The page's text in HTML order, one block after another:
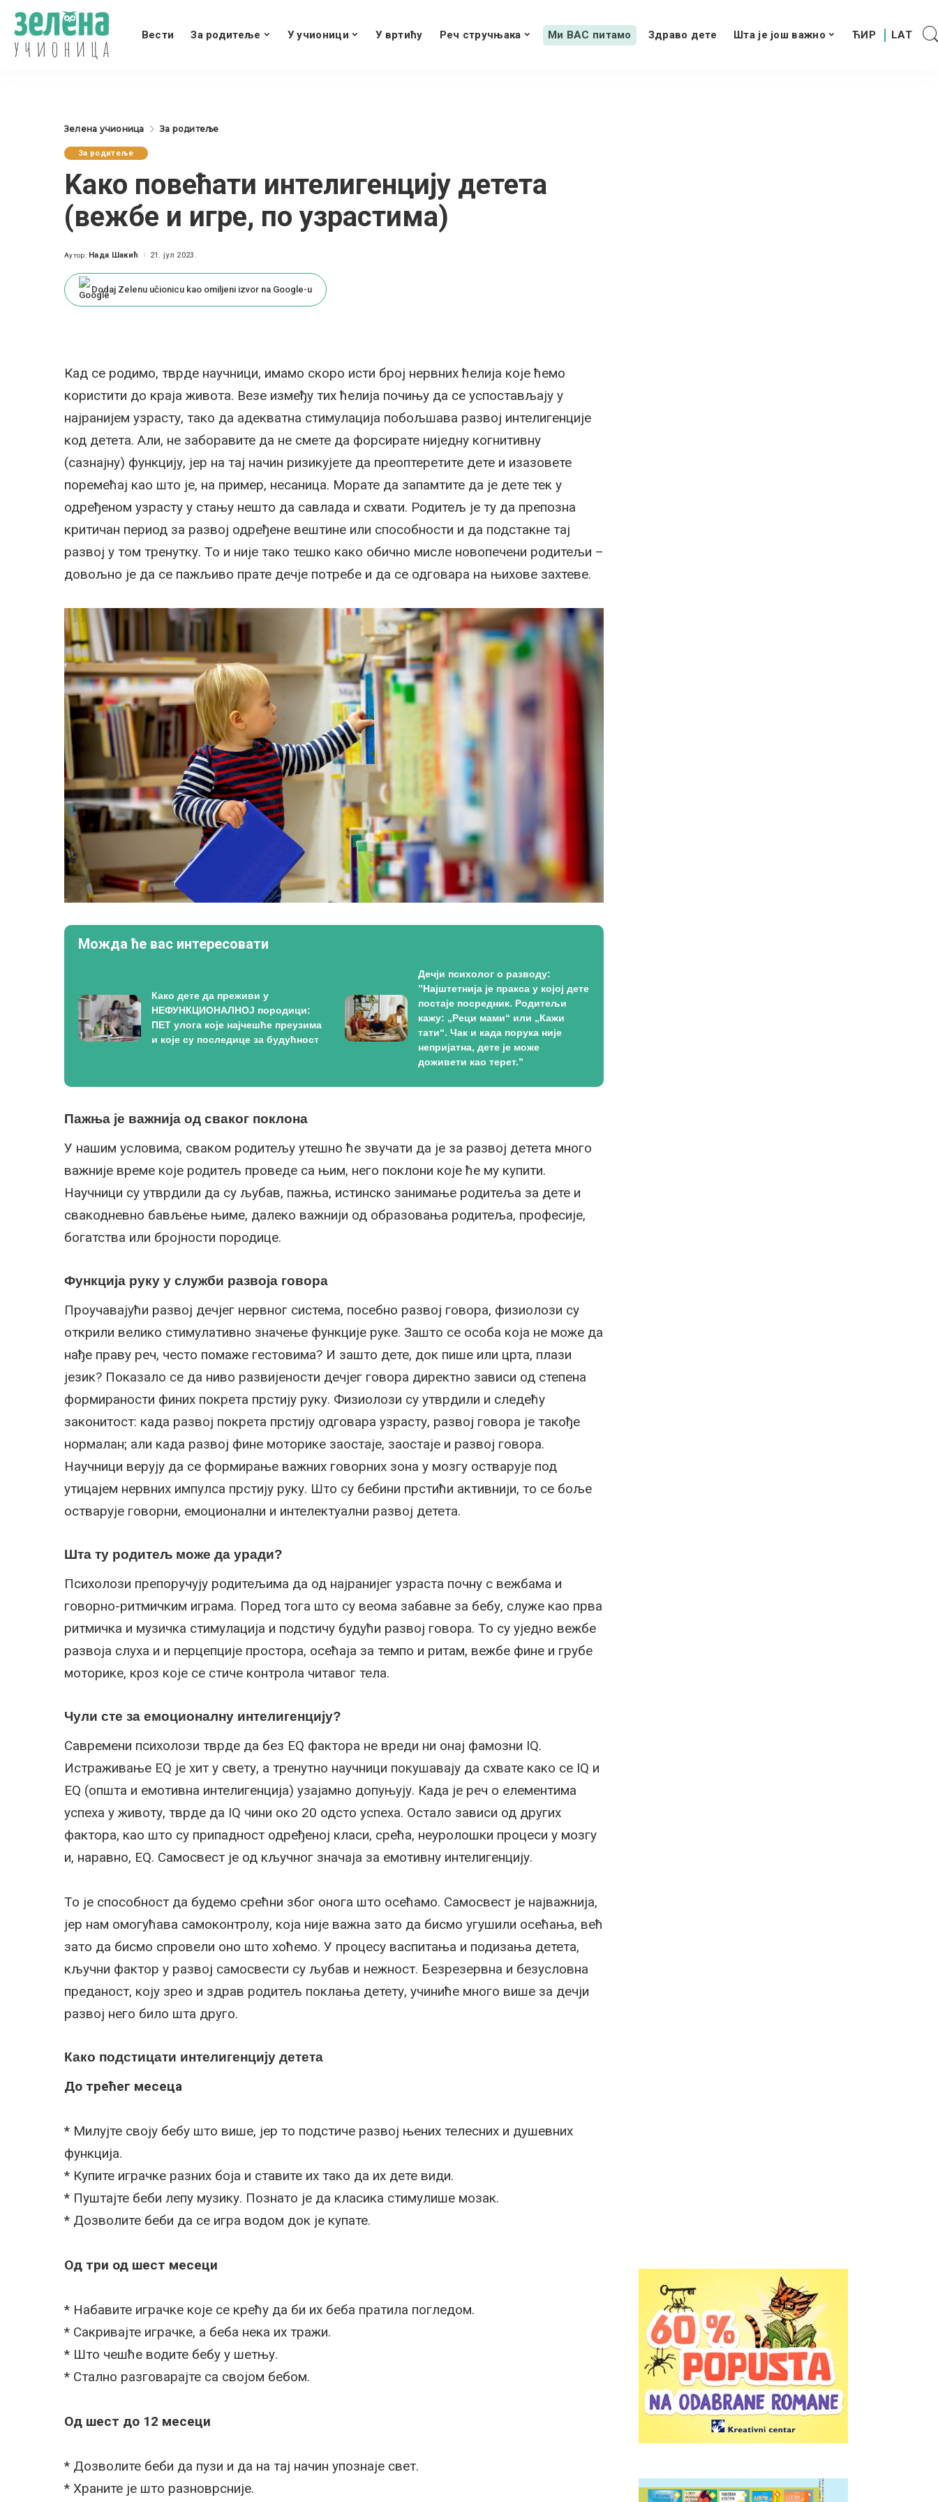
Вести За родитеље У учионици У вртићу Реч стручњака Ми ВАС питамо Здраво дете Шта је још важно
Зелена учионица За родитеље
За родитеље
Kaко повећати интелигенцију детета
(вежбе и игре, по узрастима)
Posted
Аутор: Нада Шакић 21. јул 2023.
Dodaj Zelenu učionicu kao omiljeni izvor na Google-u
Кад се родимо, тврде научници, имамо скоро исти број нервних ћелија које ћемо
користити до краја живота. Везе између тих ћелија почињу да се успостављају у
најранијем узрасту, тако да адекватна стимулација побољшава развој интелигенције
код детета. Али, не заборавите да не смете да форсирате ниједну когнитивну
(сазнајну) функцију, јер на тај начин ризикујете да преоптеретите дете и изазовете
поремећај као што је, на пример, несаница. Морате да запамтите да је дете тек у
одређеном узрасту у стању нешто да савлада и схвати. Родитељ је ту да препозна
критичан период за развој одређене вештине или способности и да подстакне тај
развој у том тренутку. То и није тако тешко како обично мисле новопечени родитељи –
довољно је да се пажљиво прате дечје потребе и да се одговара на њихове захтеве.
Можда ће вас интересовати
Како дете да преживи у
НЕФУНКЦИОНАЛНОЈ породици:
ПЕТ улога које најчешће преузима
и које су последице за будућност
Дечји психолог о разводу:
”Најштетнија је пракса у којој дете
постаје посредник. Родитељи
кажу: „Реци мами“ или „Кажи
тати“. Чак и када порука није
непријатна, дете је може
доживети као терет.”
Пажња је важнија од сваког поклона
У нашим условима, сваком родитељу утешно ће звучати да је за развој детета много
важније време које родитељ проведе са њим, него поклони које ће му купити.
Научници су утврдили да су љубав, пажња, истинско занимање родитеља за дете и
свакодневно бављење њиме, далеко важнији од образовања родитеља, професије,
богатства или бројности породице.
Функција руку у служби развоја говора
Проучавајући развој дечјег нервног система, посебно развој говора, физиолози су
открили велико стимулативно значење функције руке. Зашто се особа која не може да
нађе праву реч, често помаже гестовима? И зашто дете, док пише или црта, плази
језик? Показало се да ниво развијености дечјег говора директно зависи од степена
формираности финих покрета прстију руку. Физиолози су утврдили и следећу
законитост: када развој покрета прстију одговара узрасту, развој говора је такође
нормалан; али када развој фине моторике заостаје, заостаје и развој говора.
Научници верују да се формирање важних говорних зона у мозгу остварује под
утицајем нервних импулса прстију руку. Што су бебини прстићи активнији, то се боље
остварује говорни, емоционални и интелектуални развој детета.
Шта ту родитељ може да уради?
Психолози препоручују родитељима да од најранијег узраста почну с вежбама и
говорно-ритмичким играма. Поред тога што су веома забавне за бебу, служе као прва
ритмичка и музичка стимулација и подстичу будући развој говора. То су уједно вежбе
развоја слуха и и перцепције простора, осећаја за темпо и ритам, вежбе фине и грубе
моторике, кроз које се стиче контрола читавог тела.
Чули сте за емоционалну интелигенцију?
Савремени психолози тврде да без ЕQ фактора не вреди ни онај фамозни IQ.
Истраживање ЕQ је хит у свету, а тренутно научници покушавају да схвате како се IQ и
ЕQ (општа и емотивна интелигенција) узајамно допуњују. Када је реч о елементима
успеха у животу, тврде да IQ чини око 20 одсто успеха. Остало зависи од других
фактора, као што су припадност одређеној класи, срећа, неуролошки процеси у мозгу
и, наравно, ЕQ. Самосвест је од кључног значаја за емотивну интелигенцију.
То је способност да будемо срећни због онога што осећамо. Самосвест је најважнија,
јер нам омогућава самоконтролу, која није важна зато да бисмо угушили осећања, већ
зато да бисмо спровели оно што хоћемо. У процесу васпитања и подизања детета,
кључни фактор у развој самосвести су љубав и нежност. Безрезервна и безусловна
преданост, коју зрео и здрав родитељ поклања детету, учиниће много више за дечји
развој него било шта друго.
Како подстицати интелигенцију детета
До трећег месеца
* Милујте своју бебу што више, јер то подстиче развој њених телесних и душевних
функција.
* Купите играчке разних боја и ставите их тако да их дете види.
* Пуштајте беби лепу музику. Познато је да класика стимулише мозак.
* Дозволите беби да се игра водом док је купате.
Од три од шест месеци
* Набавите играчке које се крећу да би их беба пратила погледом.
* Сакривајте играчке, а беба нека их тражи.
* Што чешће водите бебу у шетњу.
* Стално разговарајте са својом бебом.
Од шест до 12 месеци
* Дозволите беби да пузи и да на тај начин упознаје свет.
* Храните је што разноврсније.